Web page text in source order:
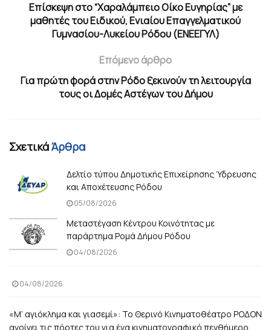
Επίσκεψη στο “Χαραλάμπειο Οίκο Ευγηρίας” με
μαθητές του Ειδικού, Ενιαίου Επαγγελματικού
Γυμνασίου-Λυκείου Ρόδου (ΕΝΕΕΓΥΛ)
Επόμενο άρθρο
Για πρώτη φορά στην Ρόδο ξεκινούν τη λειτουργία
τους οι Δομές Αστέγων του Δήμου
ΣχετικάΆρθρα
Δελτίο τύπου Δημοτικής Επιχείρησης Ύδρευσης
και Αποχέτευσης Ρόδου
05/08/2026
Μεταστέγαση Κέντρου Κοινότητας με
παράρτημα Ρομά Δήμου Ρόδου
04/08/2026
04/08/2026
«Μ’ αγιόκλημα και γιασεμί»: Το Θερινό Κινηματοθέατρο ΡΟΔΟΝ
ανοίγει τις πόρτες του για ένα κινηματογραφικό πενθήμερο